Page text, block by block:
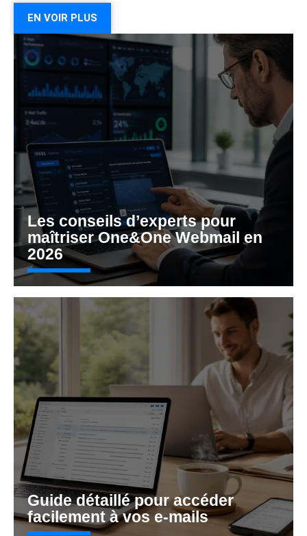
EN VOIR PLUS
Les conseils d’experts pour
maîtriser One&One Webmail en
2026
Guide détaillé pour accéder
facilement à vos e-mails